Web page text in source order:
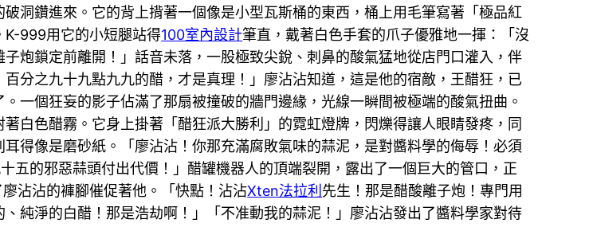
洞鑽進來。它的背上揹著一個像是小型瓦斯桶的東西，桶上用毛筆寫著「極品紅
K-999用它的小短腿站得100室內設計筆直，戴著白色手套的爪子優雅地一揮：「沒
炮鎖定前離開！」話音未落，一股極致尖銳、刺鼻的酸氣猛地從店門口灌入，伴
分之九十九點九九的醋，才是真理！」廖沾沾知道，這是他的宿敵，王醋狂，已
一個狂妄的影子佔滿了那扇被撞破的牆門邊緣，光線一瞬間被極端的酸氣扭曲。
白色醋霧。它身上掛著「醋狂派大勝利」的霓虹燈牌，閃爍得讓人眼睛發疼，同
得像是磨砂紙。「廖沾沾！你那充滿腐敗氣味的蒜泥，是對醬料學的侮辱！必須
五的邪惡蒜頭付出代價！」醋罐機器人的頂端裂開，露出了一個巨大的管口，正
沾沾的褲腳催促著他。「快點！沾沾Xten法拉利 先生！那是醋酸離子炮！專門用
純淨的白醋！那是浩劫啊！」「不准動我的蒜泥！」廖沾沾發出了醬料學家對待